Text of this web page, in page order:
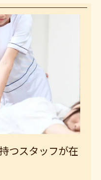
つスタッフが在